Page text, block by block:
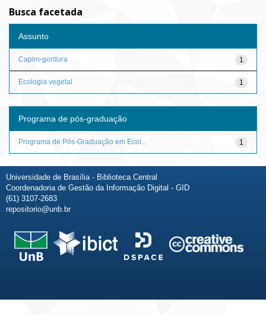
Busca facetada
Assunto
1
Capim-gordura
1
Ecologia vegetal
Programa de pós-graduação
1
Programa de Pós-Graduação em Ecol...
Universidade de Brasília - Biblioteca Central
Coordenadoria de Gestão da Informação Digital - GID
(61) 3107-2683
repositorio@unb.br